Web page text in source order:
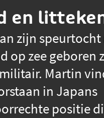
en
zijn speurtocht
op zee geboren
Martin
in Japans
positie